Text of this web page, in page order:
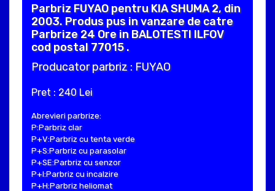
Parbriz FUYAO pentru KIA SHUMA 2, din
2003. Produs pus in vanzare de catre
Parbrize 24 Ore in BALOTESTI ILFOV
cod postal 77015 .
Producator parbriz : FUYAO
Pret : 240 Lei
Abrevieri parbrize:
P:Parbriz clar
P+V:Parbriz cu tenta verde
P+S:Parbriz cu parasolar
P+SE:Parbriz cu senzor
P+I:Parbriz cu incalzire
P+H:Parbriz heliomat